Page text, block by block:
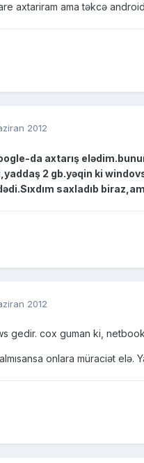
axtariram ama təkcə
2012
da axtarış
2 gb.yəqin ki
saxladıb
2012
gedir. cox guman ki,
onlara müraciət elə.